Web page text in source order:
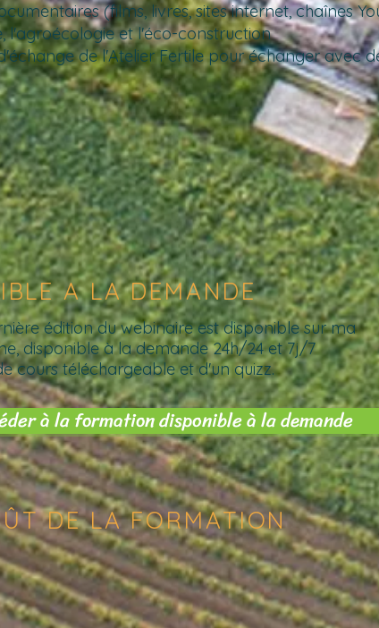
(films, livres, sites internet, chaînes
l'agroécologie et l'éco-construction
de l'Atelier Fertile pour échanger avec
A LA DEMANDE
édition du webinaire est disponible sur ma
disponible à la demande 24h/24 et 7j/7
cours téléchargeable et d'un quizz.
à la formation disponible à la demande
DE LA FORMATION